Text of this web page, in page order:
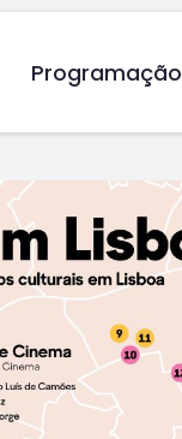
Programação